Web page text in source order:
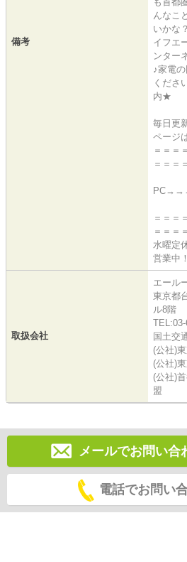
備考
んなこ
いかな
イフエ
ンター
♪家電
くださ
内★
毎日更
ページ
＝＝＝
＝＝＝
＝＝＝
＝＝＝
水曜定
営業中！
取扱会社
エール
東京都
ル8階
TEL:03-
国土交
(公社)
(公社)
(公社)
盟
メールでお問い合
電話でお問い